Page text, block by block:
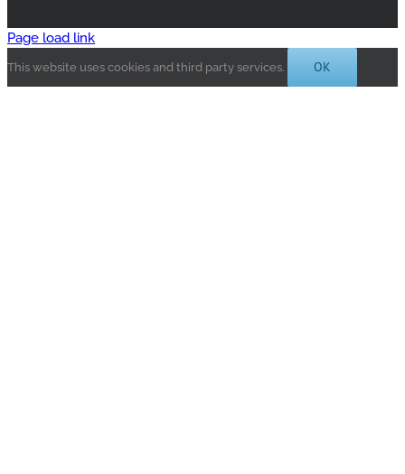
Page load link
This website uses cookies and third party services. OK